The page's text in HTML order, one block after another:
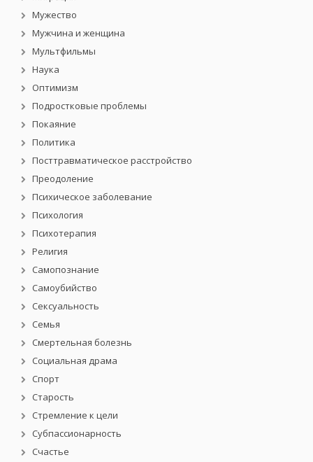
Мужество
Мужчина и женщина
Мультфильмы
Наука
Оптимизм
Подростковые проблемы
Покаяние
Политика
Посттравматическое расстройство
Преодоление
Психическое заболевание
Психология
Психотерапия
Религия
Самопознание
Самоубийство
Сексуальность
Семья
Смертельная болезнь
Социальная драма
Спорт
Старость
Стремление к цели
Субпассионарность
Счастье